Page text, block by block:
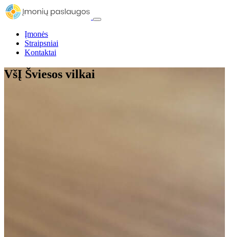
Įmonės
Straipsniai
Kontaktai
VšĮ Šviesos vilkai